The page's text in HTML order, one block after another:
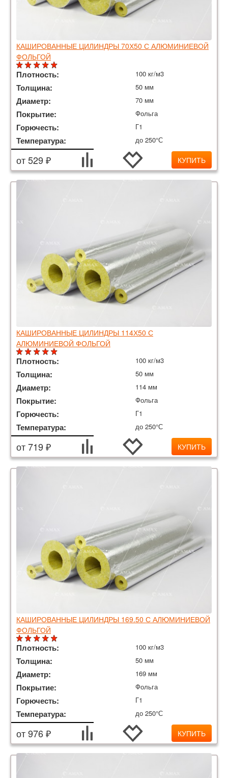
КАШИРОВАННЫЕ ЦИЛИНДРЫ 70Х50 С АЛЮМИНИЕВОЙ
ФОЛЬГОЙ
Плотность: 100 кг/м3
Толщина: 50 мм
Диаметр: 70 мм
Покрытие: Фольга
Горючесть: Г1
Температура: до 250°С
от 529 ₽ КУПИТЬ
КАШИРОВАННЫЕ ЦИЛИНДРЫ 114Х50 С
АЛЮМИНИЕВОЙ ФОЛЬГОЙ
Плотность: 100 кг/м3
Толщина: 50 мм
Диаметр: 114 мм
Покрытие: Фольга
Горючесть: Г1
Температура: до 250°С
от 719 ₽ КУПИТЬ
КАШИРОВАННЫЕ ЦИЛИНДРЫ 169.50 С АЛЮМИНИЕВОЙ
ФОЛЬГОЙ
Плотность: 100 кг/м3
Толщина: 50 мм
Диаметр: 169 мм
Покрытие: Фольга
Горючесть: Г1
Температура: до 250°С
от 976 ₽ КУПИТЬ